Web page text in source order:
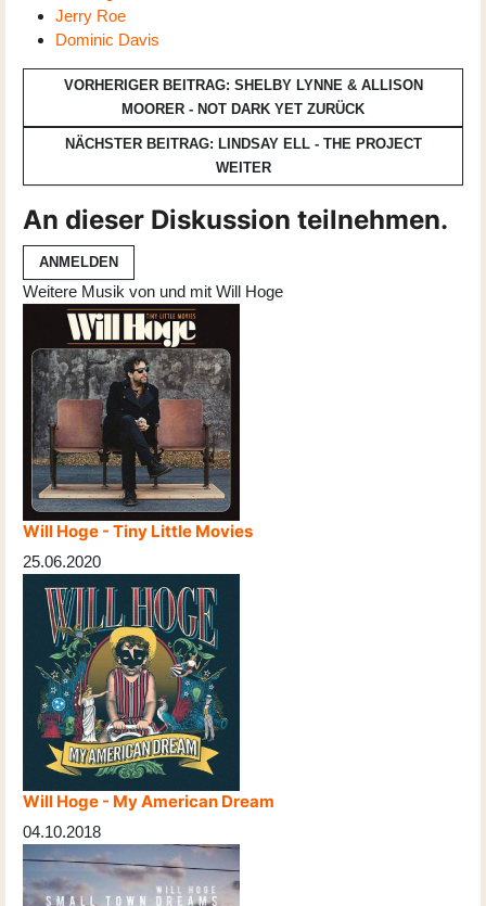
Jerry Roe
Dominic Davis
VORHERIGER BEITRAG: SHELBY LYNNE & ALLISON
MOORER - NOT DARK YET ZURÜCK
NÄCHSTER BEITRAG: LINDSAY ELL - THE PROJECT
WEITER
An dieser Diskussion teilnehmen.
ANMELDEN
Weitere Musik von und mit Will Hoge
Will Hoge - Tiny Little Movies
25.06.2020
Will Hoge - My American Dream
04.10.2018